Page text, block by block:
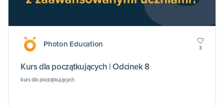
Photon Education 3
Kurs dla początkujących | Odcinek 8
kurs dla początkujących